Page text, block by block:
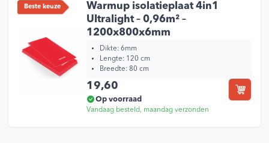
Beste keuze
Warmup isolatieplaat 4in1
Ultralight – 0,96m² –
1200x800x6mm
Dikte: 6mm
Lengte: 120 cm
Breedte: 80 cm
19,60
Op voorraad
Vandaag besteld, maandag verzonden